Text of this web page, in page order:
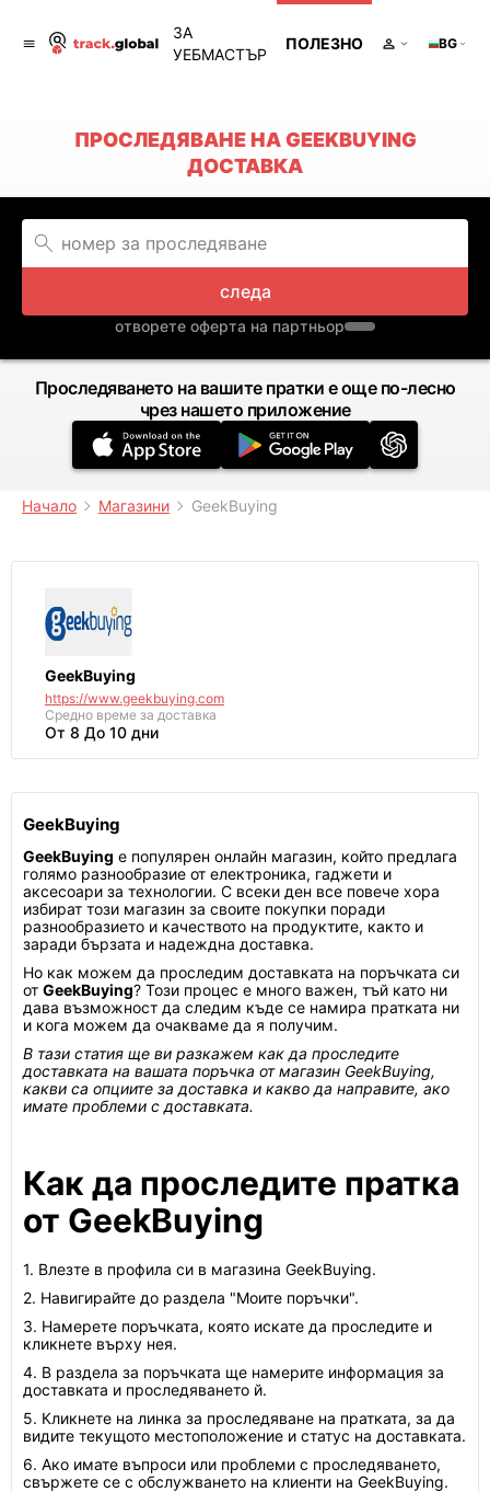
ЗА
УЕБМАСТЪР
ПОЛЕЗНО BG
ПРОСЛЕДЯВАНЕ НА GEEKBUYING
ДОСТАВКА
следа
отворете оферта на партньор
Проследяването на вашите пратки е още по-лесно
чрез нашето приложение
Начало Магазини GeekBuying
GeekBuying
https://www.geekbuying.com
Средно време за доставка
От 8 До 10 дни
GeekBuying
GeekBuying е популярен онлайн магазин, който предлага
голямо разнообразие от електроника, гаджети и
аксесоари за технологии. С всеки ден все повече хора
избират този магазин за своите покупки поради
разнообразието и качеството на продуктите, както и
заради бързата и надеждна доставка.
Но как можем да проследим доставката на поръчката си
от GeekBuying? Този процес е много важен, тъй като ни
дава възможност да следим къде се намира пратката ни
и кога можем да очакваме да я получим.
В тази статия ще ви разкажем как да проследите
доставката на вашата поръчка от магазин GeekBuying,
какви са опциите за доставка и какво да направите, ако
имате проблеми с доставката.
Как да проследите пратка
от GeekBuying
1. Влезте в профила си в магазина GeekBuying.
2. Навигирайте до раздела "Моите поръчки".
3. Намерете поръчката, която искате да проследите и
кликнете върху нея.
4. В раздела за поръчката ще намерите информация за
доставката и проследяването й.
5. Кликнете на линка за проследяване на пратката, за да
видите текущото местоположение и статус на доставката.
6. Ако имате въпроси или проблеми с проследяването,
свържете се с обслужването на клиенти на GeekBuying.